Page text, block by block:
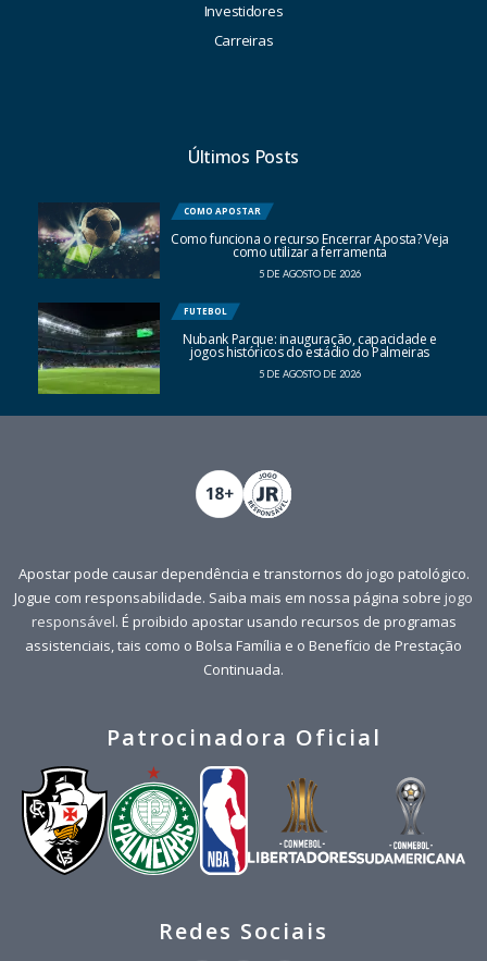
Investidores
Carreiras
Últimos Posts
COMO APOSTAR
Como funciona o recurso Encerrar Aposta? Veja
como utilizar a ferramenta
5 DE AGOSTO DE 2026
FUTEBOL
Nubank Parque: inauguração, capacidade e
jogos históricos do estádio do Palmeiras
5 DE AGOSTO DE 2026
Apostar pode causar dependência e transtornos do jogo patológico.
Jogue com responsabilidade. Saiba mais em nossa página sobre jogo
responsável. É proibido apostar usando recursos de programas
assistenciais, tais como o Bolsa Família e o Benefício de Prestação
Continuada.
Patrocinadora Oficial
Redes Sociais